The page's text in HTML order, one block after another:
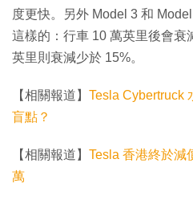
度更快。另外 Model 3 和
這樣的：行車 10 萬英里後會衰
英里則衰減少於 15%。
【相關報道】 Tesla Cybertruck
盲點？
【相關報道】 Tesla 香港終於減
萬